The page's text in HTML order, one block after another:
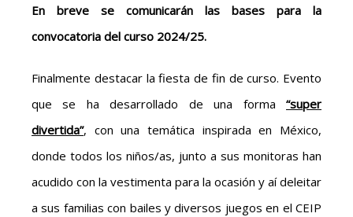
En breve se comunicarán las bases para la
convocatoria del curso 2024/25.
Finalmente destacar la fiesta de fin de curso. Evento
que se ha desarrollado de una forma “super
divertida”, con una temática inspirada en México,
donde todos los niños/as, junto a sus monitoras han
acudido con la vestimenta para la ocasión y aí deleitar
a sus familias con bailes y diversos juegos en el CEIP